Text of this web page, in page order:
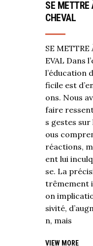
SE METTRE
CHEVAL
SE METTRE
EVAL Dans
l’éducation
ficile est
ons. Nous
faire
s gestes sur
ous
réactions,
ent lui
se. La
trêmement
on
sivité,
n, mais
VIEW MORE